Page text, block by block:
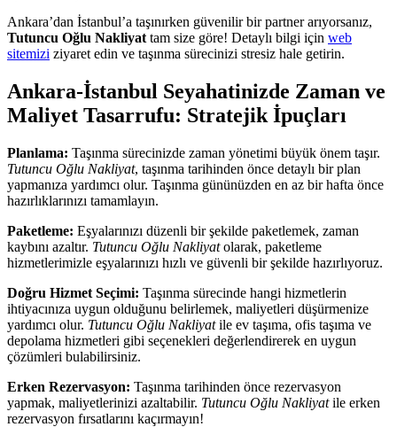
Ankara’dan İstanbul’a taşınırken güvenilir bir partner arıyorsanız,
Tutuncu Oğlu Nakliyat tam size göre! Detaylı bilgi için web
sitemizi ziyaret edin ve taşınma sürecinizi stresiz hale getirin.
Ankara-İstanbul Seyahatinizde Zaman ve
Maliyet Tasarrufu: Stratejik İpuçları
Planlama: Taşınma sürecinizde zaman yönetimi büyük önem taşır.
Tutuncu Oğlu Nakliyat, taşınma tarihinden önce detaylı bir plan
yapmanıza yardımcı olur. Taşınma gününüzden en az bir hafta önce
hazırlıklarınızı tamamlayın.
Paketleme: Eşyalarınızı düzenli bir şekilde paketlemek, zaman
kaybını azaltır. Tutuncu Oğlu Nakliyatolarak, paketleme
hizmetlerimizle eşyalarınızı hızlı ve güvenli bir şekilde hazırlıyoruz.
Doğru Hizmet Seçimi: Taşınma sürecinde hangi hizmetlerin
ihtiyacınıza uygun olduğunu belirlemek, maliyetleri düşürmenize
yardımcı olur. Tutuncu Oğlu Nakliyatile ev taşıma, ofis taşıma ve
depolama hizmetleri gibi seçenekleri değerlendirerek en uygun
çözümleri bulabilirsiniz.
Erken Rezervasyon: Taşınma tarihinden önce rezervasyon
yapmak, maliyetlerinizi azaltabilir. Tutuncu Oğlu Nakliyatile erken
rezervasyon fırsatlarını kaçırmayın!